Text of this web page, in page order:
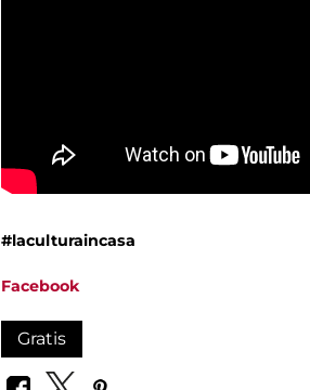
#laculturaincasa
Facebook
Gratis